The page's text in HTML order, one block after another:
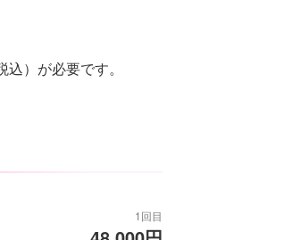
）が必要です。
1回目